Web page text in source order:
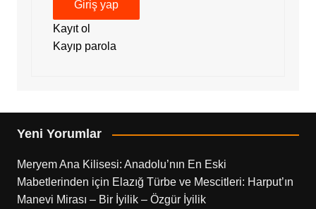
Giriş yap
Kayıt ol
Kayıp parola
Yeni Yorumlar
Meryem Ana Kilisesi: Anadolu’nın En Eski
Mabetlerinden için Elazığ Türbe ve Mescitleri: Harput’ın
Manevi Mirası – Bir İyilik – Özgür İyilik